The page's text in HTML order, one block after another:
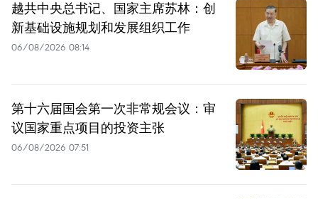
越共中央总书记、国家主席苏林：创
新基础设施规划和发展组织工作
06/08/2026 08:14
第十六届国会第一次非常规会议：审
议国家重点项目的投资主张
06/08/2026 07:51